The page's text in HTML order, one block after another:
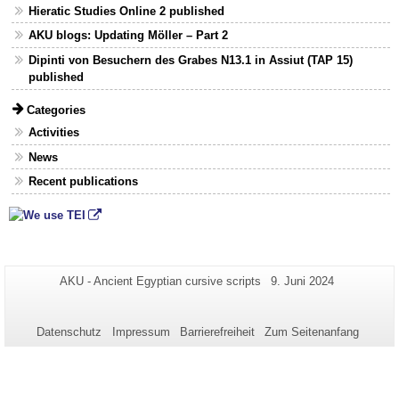
Hieratic Studies Online 2 published
AKU blogs: Updating Möller – Part 2
Dipinti von Besuchern des Grabes N13.1 in Assiut (TAP 15)
published
Categories
Activities
News
Recent publications
Zusätzliche
dieser
Seiten-
AKU - Ancient Egyptian cursive scripts
Letzte
9. Juni 2024
Datenschutz Impressum Barrierefreiheit Zum Seitenanfang